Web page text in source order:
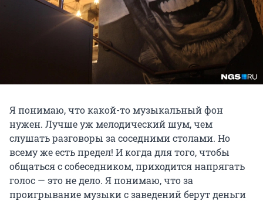
Я понимаю, что какой-то музыкальный фон
нужен. Лучше уж мелодический шум, чем
слушать разговоры за соседними столами. Но
всему же есть предел! И когда для того, чтобы
общаться с собеседником, приходится напрягать
голос — это не дело. Я понимаю, что за
проигрывание музыки с заведений берут деньги